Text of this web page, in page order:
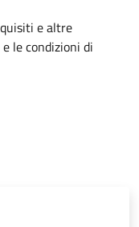
e altre
le condizioni di